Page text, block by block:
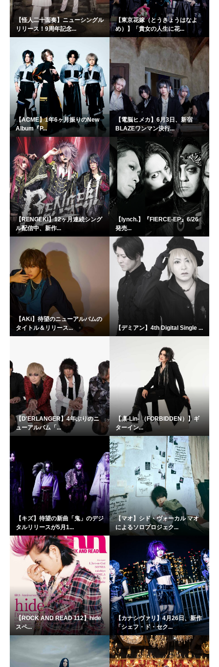
【怪人二十面奏】ニューシングル
リリース！9周年記念...
【東京花嫁（とうきょうはなよ
め）】「貴女の人生に花...
【ACME】1年6ヶ月振りのNew
Album『P...
【電脳ヒメカ】6月3日、新宿
BLAZEワンマン決行...
【RENGEKI】12ヶ月連続シング
ル配信中、新作...
【lynch.】『FIERCE-EP』6/26
発売...
【AKi】待望のニューアルバムの
タイトル＆リリース...
【デミアン】4th Digital Single ...
【D'ERLANGER】4年ぶりのニ
ューアルバム「...
【凛-Lin- （FORBIDDEN）】ギ
ターイン...
【キズ】待望の新曲「鬼」のデジ
タルリリースが5月1...
【マオ】シド・ヴォーカル マオ
によるソロプロジェク...
【ROCK AND READ 112】hide
スペ...
【カナシヴァリ】4月26日、新作
「シェフ・ド・セク...